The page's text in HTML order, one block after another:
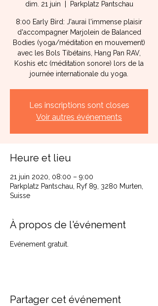
dim. 21 juin Parkplatz Pantschau
8:00 Early Bird: J'aurai l'immense plaisir
d'accompagner Marjolein de Balanced
Bodies (yoga/méditation en mouvement)
avec les Bols Tibétains, Hang Pan RAV,
Koshis etc (méditation sonore) lors de la
journée internationale du yoga.
Les inscriptions sont closes
Voir autres événements
Heure et lieu
21 juin 2020, 08:00 – 9:00
Parkplatz Pantschau, Ryf 89, 3280 Murten,
Suisse
À propos de l'événement
Evénement gratuit.
Partager cet événement